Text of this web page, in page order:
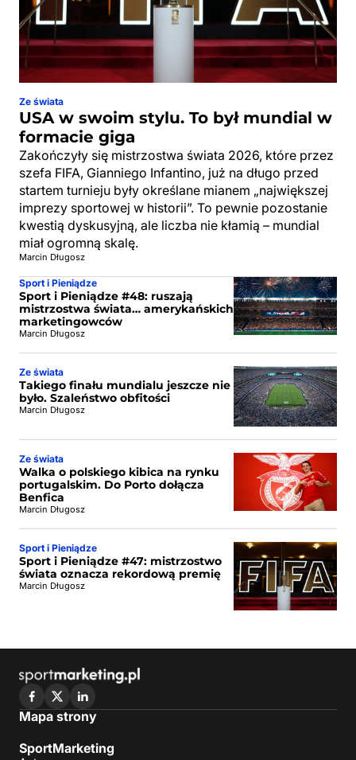
Ze świata
USA w swoim stylu. To był mundial w
formacie giga
Zakończyły się mistrzostwa świata 2026, które przez
szefa FIFA, Gianniego Infantino, już na długo przed
startem turnieju były określane mianem „największej
imprezy sportowej w historii”. To pewnie pozostanie
kwestią dyskusyjną, ale liczba nie kłamią – mundial
miał ogromną skalę.
Marcin Długosz
Sport i Pieniądze
Sport i Pieniądze #48: ruszają
mistrzostwa świata… amerykańskich
marketingowców
Marcin Długosz
Ze świata
Takiego finału mundialu jeszcze nie
było. Szaleństwo obfitości
Marcin Długosz
Ze świata
Walka o polskiego kibica na rynku
portugalskim. Do Porto dołącza
Benfica
Marcin Długosz
Sport i Pieniądze
Sport i Pieniądze #47: mistrzostwo
świata oznacza rekordową premię
Marcin Długosz
Mapa strony
SportMarketing